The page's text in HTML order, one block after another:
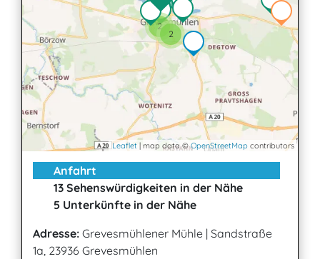
2
2
Leaflet | map data ©OpenStreetMap contributors
Anfahrt
13 Sehenswürdigkeiten in der Nähe
5 Unterkünfte in der Nähe
Adresse: Grevesmühlener Mühle | Sandstraße
1a, 23936 Grevesmühlen